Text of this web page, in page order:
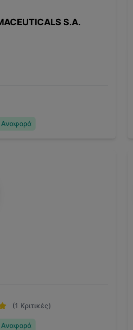
S.A.
Αναφορά
(1 Κριτικές)
Αναφορά